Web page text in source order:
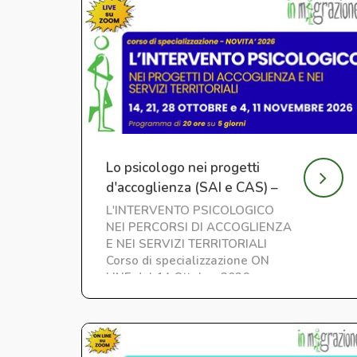
Lo psicologo nei progetti
d'accoglienza (SAI e CAS) –
Nuova edizione
L'INTERVENTO PSICOLOGICO
NEI PERCORSI DI ACCOGLIENZA
E NEI SERVIZI TERRITORIALI
Corso di specializzazione ON
LINE dal 14 Ottobre 2026